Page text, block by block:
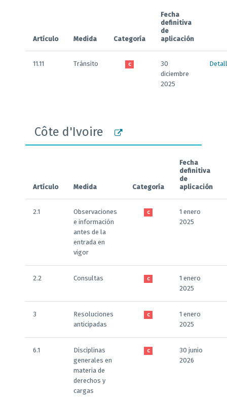
Artículo Medida Categoría
Fecha
definitiva
de
aplicación
11.11 Tránsito C
30
diciembre
2025
Côte d'Ivoire
Artículo Medida Categoría
Fecha
definitiva
de
aplicación
2.1
Observaciones
e información
antes de la
entrada en
vigor
C
1 enero
2025
2.2 Consultas C
1 enero
2025
3
Resoluciones
anticipadas
C
1 enero
2025
6.1
Disciplinas
generales en
materia de
derechos y
cargas
C
30 junio
2026